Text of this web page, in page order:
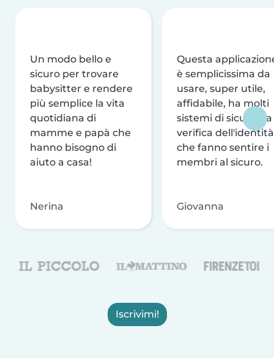
Un modo bello e
sicuro per trovare
babysitter e rendere
più semplice la vita
quotidiana di
mamme e papà che
hanno bisogno di
aiuto a casa!
Nerina
Questa
è semplicissima da
usare, super utile,
affidabile, ha molti
sistemi di sicurezza
verifica dell'identità
che fanno sentire i
membri al sicuro.
Giovanna
Iscrivimi!